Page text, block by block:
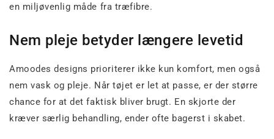
en miljøvenlig måde fra træfibre.
Nem pleje betyder længere levetid
Amoodes designs prioriterer ikke kun komfort, men også
nem vask og pleje. Når tøjet er let at passe, er der større
chance for at det faktisk bliver brugt. En skjorte der
kræver særlig behandling, ender ofte bagerst i skabet.